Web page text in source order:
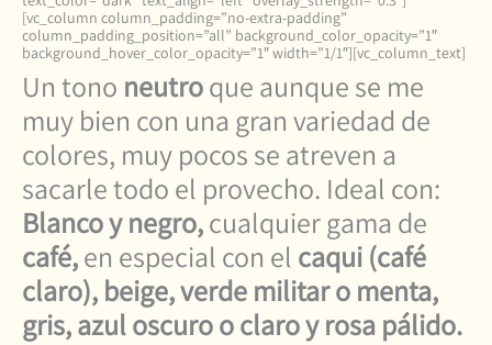
[vc_column column_padding=”no-extra-padding”
column_padding_position=”all” background_color_opacity=”1″
background_hover_color_opacity=”1″ width=”1/1″][vc_column_text]
Un tono neutroque aunque se me
muy bien con una gran variedad de
colores, muy pocos se atreven a
sacarle todo el provecho. Ideal con:
Blanco y negro,cualquier gama de
café,en especial con el caqui (café
claro), beige, verde militar o menta,
gris, azul oscuro o claro y rosa pálido.